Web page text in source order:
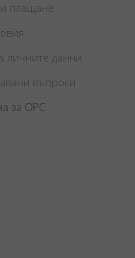
плащане
личните данни
въпроси
за ОРС